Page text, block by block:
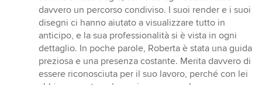
davvero un percorso condiviso. I suoi render e i suoi
disegni ci hanno aiutato a visualizzare tutto in
anticipo, e la sua professionalità si è vista in ogni
dettaglio. In poche parole, Roberta è stata una guida
preziosa e una presenza costante. Merita davvero di
essere riconosciuta per il suo lavoro, perché con lei